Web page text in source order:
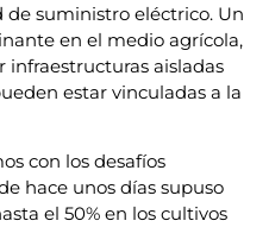
de suministro eléctrico. Un
en el medio agrícola,
infraestructuras aisladas
estar vinculadas a la
con los desafíos
hace unos días supuso
el 50% en los cultivos